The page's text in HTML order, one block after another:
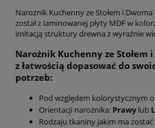
Narożnik Kuchenny ze Stołem i
został z laminowanej płyty MDF w
imitacją struktury drewna z wyraźnie
Narożnik Kuchenny ze Stołem
z łatwością dopasować do
potrzeb:
Pod względem kolorystycznym
Orientacji narożnika: Prawylub
Rodzaju tkaniny jakim ma